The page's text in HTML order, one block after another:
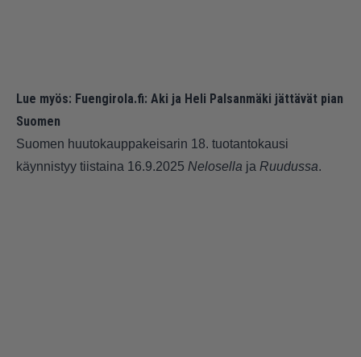
Lue myös: Fuengirola.fi: Aki ja Heli Palsanmäki jättävät pian
Suomen
Suomen huutokauppakeisarin 18. tuotantokausi
käynnistyy tiistaina 16.9.2025 Nelosella ja Ruudussa.